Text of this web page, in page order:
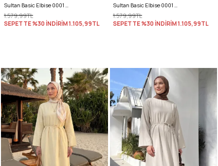
Sultan Basic Elbise 0001 - HARDAL
1.579,99TL
SEPETTE %30 İNDİRİM1.105,99TL
Sultan Basic Elbise 0001 - TAŞ RENGİ
1.579,99TL
SEPETTE %30 İNDİRİM1.105,99TL